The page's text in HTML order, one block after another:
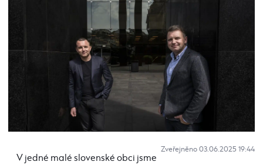
Zveřejněno 03.06.2025 19:44
V jedné malé slovenské obci jsme